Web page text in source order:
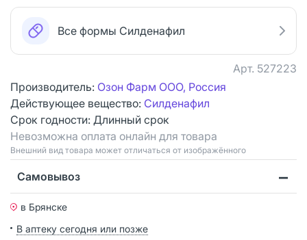
Все формы Силденафил
Арт. 527223
Производитель: Озон Фарм ООО, Россия
Действующее вещество: Силденафил
Срок годности: Длинный срок
Невозможна оплата онлайн для товара
Bнешний вид товара может отличаться от изображённого
Самовывоз
в Брянске
В аптеку сегодня или позже